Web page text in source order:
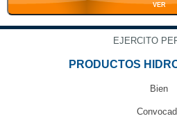
VER
EJERCITO
PRODUCTOS
Bien